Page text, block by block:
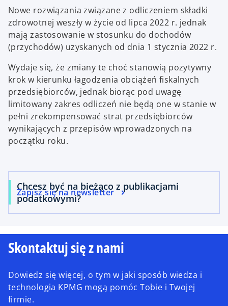
Nowe rozwiązania związane z odliczeniem składki
zdrowotnej weszły w życie od lipca 2022 r. jednak
mają zastosowanie w stosunku do dochodów
(przychodów) uzyskanych od dnia 1 stycznia 2022 r.
Wydaje się, że zmiany te choć stanowią pozytywny
krok w kierunku łagodzenia obciążeń fiskalnych
przedsiębiorców, jednak biorąc pod uwagę
limitowany zakres odliczeń nie będą one w stanie w
pełni zrekompensować strat przedsiębiorców
wynikających z przepisów wprowadzonych na
początku roku.
Chcesz być na bieżąco z publikacjami
podatkowymi?
Zapisz się na newsletter
Skontaktuj się z nami
Dowiedz się więcej, o tym w jaki sposób wiedza i
technologia KPMG mogą pomóc Tobie i Twojej
firmie.